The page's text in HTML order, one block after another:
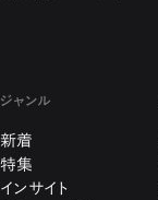
ジャンル
新着
特集
インサイト